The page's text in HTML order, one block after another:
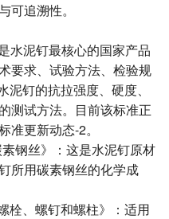
可追溯性。
水泥钉最核心的国家产品
要求、试验方法、检验规
钉的抗拉强度、硬度、
测试方法。目前该标准正
准更新动态-2。
钢丝》：这是水泥钉原材
所用碳素钢丝的化学成
栓、螺钉和螺柱》：适用